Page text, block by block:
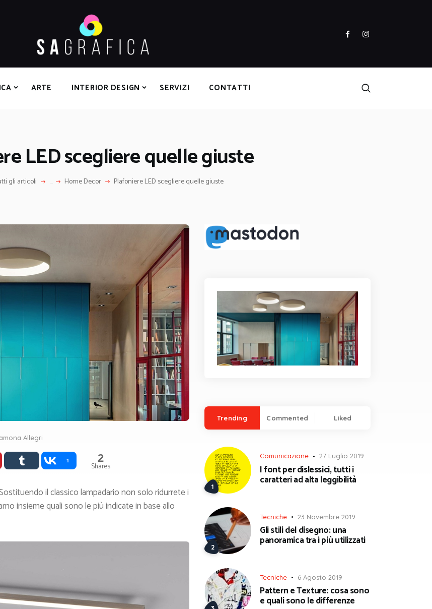
ARTE INTERIOR DESIGN SERVIZI CONTATTI
LED scegliere quelle giuste
gli articoli ... Home Decor Plafoniere LED scegliere quelle giuste
DESIGN
Allegri
1 2
Shares
il classico lampadario non solo ridurrete i
insieme quali sono le più indicate in base allo
Trending Commented Liked
Comunicazione 27 Luglio 2019
I font per dislessici, tutti i
caratteri ad alta leggibilità
Tecniche 23 Novembre 2019
Gli stili del disegno: una
panoramica tra i più utilizzati
Tecniche 6 Agosto 2019
Pattern e Texture: cosa sono
e quali sono le differenze